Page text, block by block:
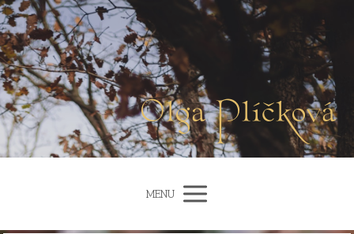
Olga Plíčková
MENU